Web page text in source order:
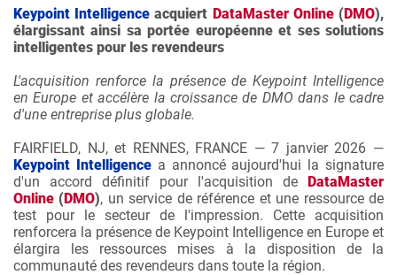
Keypoint Intelligence acquiert DataMaster Online(DMO),
élargissant ainsi sa portée européenne et ses solutions
intelligentes pour les revendeurs
L'acquisition renforce la présence de Keypoint Intelligence
en Europe et accélère la croissance de DMO dans le cadre
d'une entreprise plus globale.
FAIRFIELD, NJ, et RENNES, FRANCE — 7 janvier 2026 —
Keypoint Intelligencea annoncé aujourd'hui la signature
d'un accord définitif pour l'acquisition de DataMaster
Online (DMO), un service de référence et une ressource de
test pour le secteur de l'impression. Cette acquisition
renforcera la présence de Keypoint Intelligence en Europe et
élargira les ressources mises à la disposition de la
communauté des revendeurs dans toute la région.